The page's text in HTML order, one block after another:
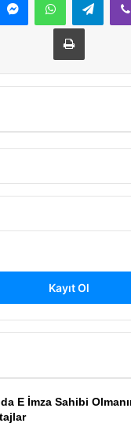
Yazdır
Kayıt Ol
E İmza Sahibi